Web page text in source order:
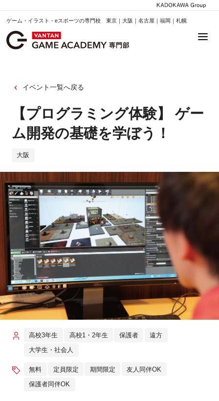
ゲーム・イラスト・eスポーツの専門校 東京｜大阪｜名古屋｜福岡｜札幌
イベント一覧へ戻る
【プログラミング体験】 ゲー
ム開発の基礎を学ぼう！
大阪
高校3年生 高校1・2年生 保護者 遠方
大学生・社会人
無料 定員限定 期間限定 友人同伴OK
保護者同伴OK